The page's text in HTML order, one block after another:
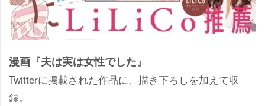
漫画『夫は実は女性でした』
Twitterに掲載された作品に、描き下ろしを加えて収
録。